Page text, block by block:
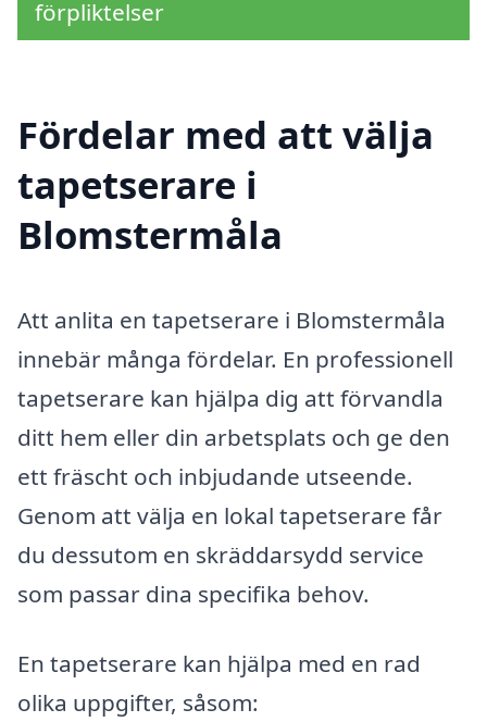
förpliktelser
Fördelar med att välja
tapetserare i
Blomstermåla
Att anlita en tapetserare i Blomstermåla
innebär många fördelar. En professionell
tapetserare kan hjälpa dig att förvandla
ditt hem eller din arbetsplats och ge den
ett fräscht och inbjudande utseende.
Genom att välja en lokal tapetserare får
du dessutom en skräddarsydd service
som passar dina specifika behov.
En tapetserare kan hjälpa med en rad
olika uppgifter, såsom: